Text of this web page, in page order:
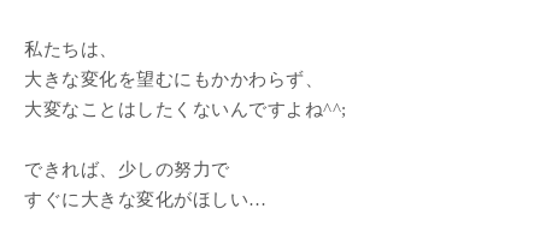
私たちは、
大きな変化を望むにもかかわらず、
大変なことはしたくないんですよね^^;
できれば、少しの努力で
すぐに大きな変化がほしい…